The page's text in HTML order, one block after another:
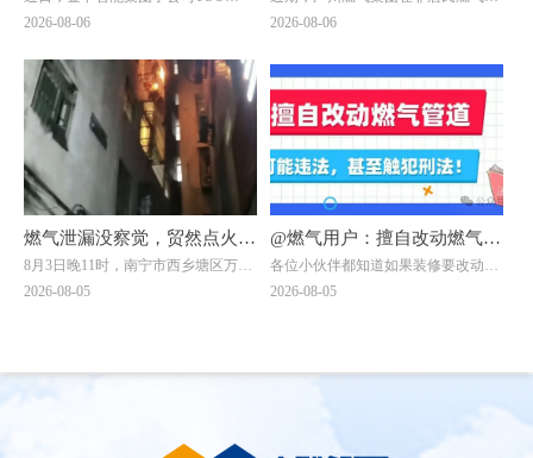
"Goldcard Smart Group
克”）与ТОО "BTS Digital"（以下简
称“BTS Digital”）签署了智能燃气表
销售合同，订单总额折合人民币约8.9
亿元，是公司深耕中亚能源数字化赛
道的标志性重磅订单。
2026-08-06
全专项治理中，对两家拒不整改隐患
↓↓↓
2026-08-06
燃气泄漏没察觉，贸然点火做
饭？南宁一自建房发生爆燃，
8月3日晚11时，南宁市西乡塘区万秀
村一栋自建房发生爆燃事件：一名男
疗。
2026-08-05
@燃气用户：擅自改动燃气管
道，可能违法，甚至触犯刑
各位小伙伴都知道如果装修要改动燃
气管道需联系燃气公司！但有一些小
样的思考呢？
2026-08-05